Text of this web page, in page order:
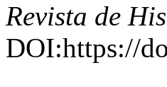
Revista de
DOI:https://